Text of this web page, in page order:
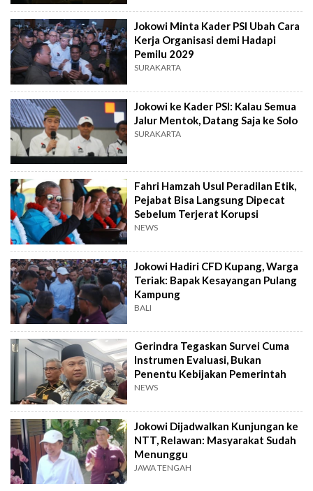
Jokowi Minta Kader PSI Ubah Cara
Kerja Organisasi demi Hadapi
Pemilu 2029
SURAKARTA
Jokowi ke Kader PSI: Kalau Semua
Jalur Mentok, Datang Saja ke Solo
SURAKARTA
Fahri Hamzah Usul Peradilan Etik,
Pejabat Bisa Langsung Dipecat
Sebelum Terjerat Korupsi
NEWS
Jokowi Hadiri CFD Kupang, Warga
Teriak: Bapak Kesayangan Pulang
Kampung
BALI
Gerindra Tegaskan Survei Cuma
Instrumen Evaluasi, Bukan
Penentu Kebijakan Pemerintah
NEWS
Jokowi Dijadwalkan Kunjungan ke
NTT, Relawan: Masyarakat Sudah
Menunggu
JAWA TENGAH